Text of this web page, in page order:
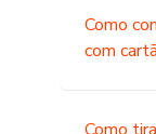
Como
com